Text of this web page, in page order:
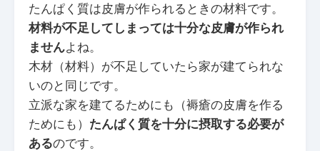
たんぱく質は皮膚が作られるときの材料です。
材料が不足してしまっては十分な皮膚が作られ
ませんよね。
木材（材料）が不足していたら家が建てられな
いのと同じです。
立派な家を建てるためにも（褥瘡の皮膚を作る
ためにも） たんぱく質を十分に摂取する必要が
あるのです。